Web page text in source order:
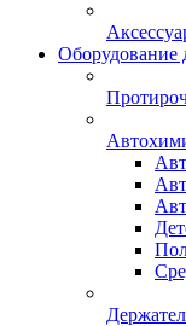
Оборудование